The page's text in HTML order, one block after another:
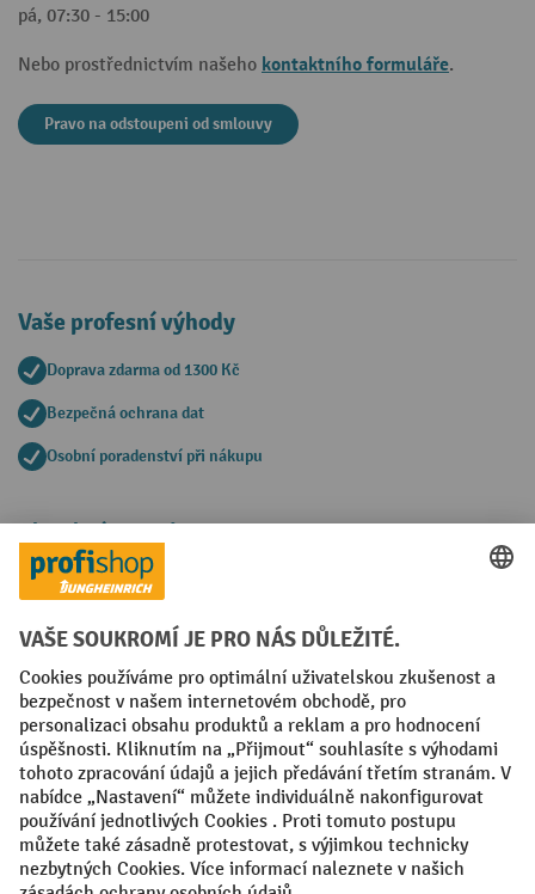
pá, 07:30 - 15:00
Nebo prostřednictvím našeho kontaktního formuláře.
Pravo na odstoupeni od smlouvy
Vaše profesní výhody
Doprava zdarma od 1300 Kč
Bezpečná ochrana dat
Osobní poradenství při nákupu
Platební metody
Faktura
Sociální sítě
Facebook
YouTube
LinkedIn
VODP Otisk